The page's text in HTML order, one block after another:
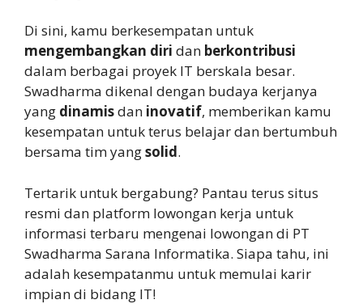
Di sini, kamu berkesempatan untuk
mengembangkan diri dan berkontribusi
dalam berbagai proyek IT berskala besar.
Swadharma dikenal dengan budaya kerjanya
yang dinamisdan inovatif, memberikan kamu
kesempatan untuk terus belajar dan bertumbuh
bersama tim yangsolid.
Tertarik untuk bergabung? Pantau terus situs
resmi dan platform lowongan kerja untuk
informasi terbaru mengenai lowongan di PT
Swadharma Sarana Informatika. Siapa tahu, ini
adalah kesempatanmu untuk memulai karir
impian di bidang IT!